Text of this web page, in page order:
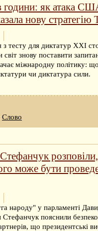
години: як атака
нову стратегію
з тесту для диктатур XXI
знову поставити
міжнародну політику:
чи диктатура сили.
Слово
може бути
народу" у парламенті
Стефанчук пояснили
що президентські